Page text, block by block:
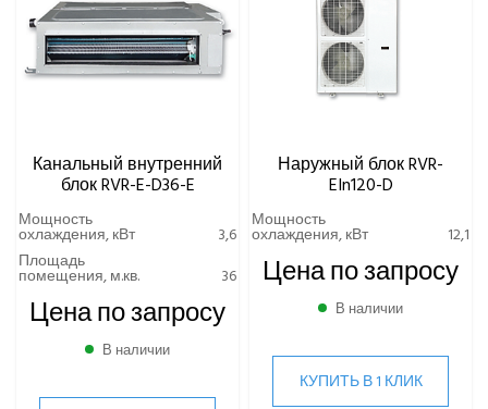
Канальный внутренний
блок RVR-E-D36-E
Мощность
охлаждения, кВт
3,6
Площадь
помещения, м.кв. 36
Цена по запросу
В наличии
Наружный блок RVR-
EIn120-D
Мощность
охлаждения, кВт 12,1
Цена по запросу
В наличии
КУПИТЬ В 1 КЛИК